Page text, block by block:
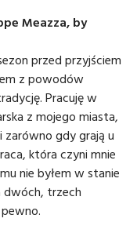
Meazza, by
przed przyjściem
z powodów
Pracuję w
z mojego miasta,
zarówno gdy grają u
która czyni mnie
nie byłem w stanie
dwóch, trzech